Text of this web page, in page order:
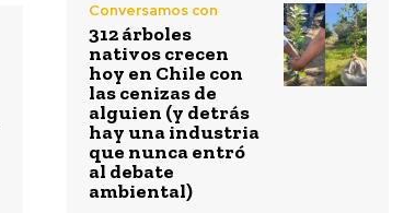
Conversamos con
312 árboles
nativos crecen
hoy en Chile con
las cenizas de
alguien (y detrás
hay una industria
que nunca entró
al debate
ambiental)